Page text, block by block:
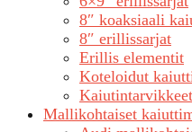
8″ koaksiaali
8″ erillissarjat
Erillis elementit
Koteloidut
Kaiutintarvikkeet
Mallikohtaiset